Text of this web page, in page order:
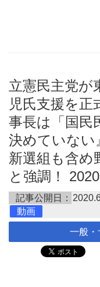
立憲民主党が
児氏支援を正
事長は「国民
決めていない
新選組も含め
と強調！
記事公開日：
動画
一般・